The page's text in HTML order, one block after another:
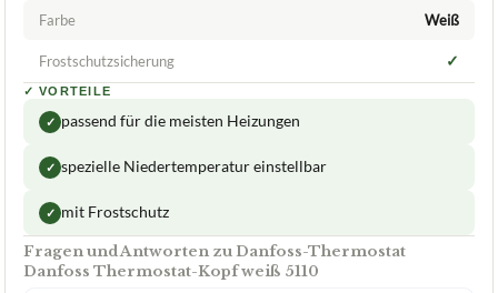
Farbe Weiß
Frostschutzsicherung ✓
✓ VORTEILE
✓ passend für die meisten Heizungen
✓ spezielle Niedertemperatur einstellbar
✓ mit Frostschutz
Fragen und Antworten zu Danfoss-Thermostat
Danfoss Thermostat-Kopf weiß 5110